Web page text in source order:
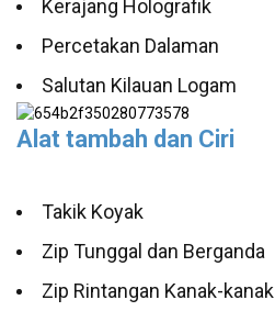
Kerajang Holografik
Percetakan Dalaman
Salutan Kilauan Logam
Alat tambah dan Ciri
Takik Koyak
Zip Tunggal dan Berganda
Zip Rintangan Kanak-kanak